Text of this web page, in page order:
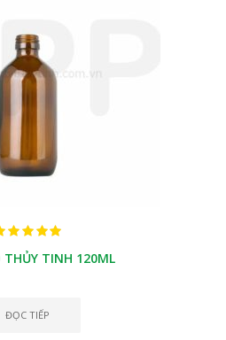
THỦY TINH 120ML
ĐỌC TIẾP